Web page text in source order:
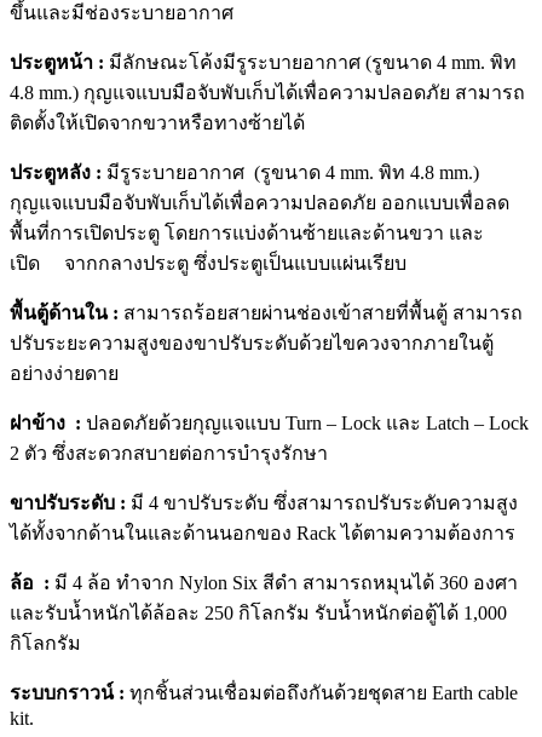
ขึ้นและมีช่องระบายอากาศ
ประตูหน้า : มีลักษณะโค้งมีรูระบายอากาศ (รูขนาด 4 mm. พิท
4.8 mm.) กุญแจแบบมือจับพับเก็บได้เพื่อความปลอดภัย สามารถ
ติดตั้งให้เปิดจากขวาหรือทางซ้ายได้
ประตูหลัง : มีรูระบายอากาศ (รูขนาด 4 mm. พิท 4.8 mm.)
กุญแจแบบมือจับพับเก็บได้เพื่อความปลอดภัย ออกแบบเพื่อลด
พื้นที่การเปิดประตู โดยการแบ่งด้านซ้ายและด้านขวา และ
เปิด จากกลางประตู ซึ่งประตูเป็นแบบแผ่นเรียบ
พื้นตู้ด้านใน : สามารถร้อยสายผ่านช่องเข้าสายที่พื้นตู้ สามารถ
ปรับระยะความสูงของขาปรับระดับด้วยไขควงจากภายในตู้
อย่างง่ายดาย
ฝาข้าง : ปลอดภัยด้วยกุญแจแบบ Turn – Lock และ Latch – Lock
2 ตัว ซึ่งสะดวกสบายต่อการบำรุงรักษา
ขาปรับระดับ : มี 4 ขาปรับระดับ ซึ่งสามารถปรับระดับความสูง
ได้ทั้งจากด้านในและด้านนอกของ Rack ได้ตามความต้องการ
ล้อ : มี 4 ล้อ ทำจาก Nylon Six สีดำ สามารถหมุนได้ 360 องศา
และรับน้ำหนักได้ล้อละ 250 กิโลกรัม รับน้ำหนักต่อตู้ได้ 1,000
กิโลกรัม
ระบบกราวน์ : ทุกชิ้นส่วนเชื่อมต่อถึงกันด้วยชุดสาย Earth cable
kit.